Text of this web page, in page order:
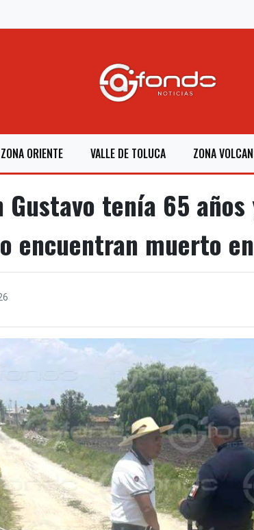
ZONA ORIENTE VALLE DE TOLUCA ZONA
Gustavo tenía 65
encuentran muerto